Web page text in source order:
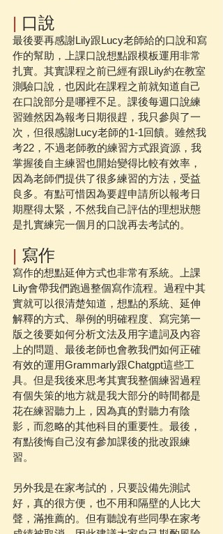
| 口說
最後要再感謝Lily跟Lucy老師給的口說和寫
作的幫助，上課口說想點跟模板運用非常
扎實。其實課程之前已經有跟Lily約在教室
測驗口說，也因此在課程之前就知道自己
在口說部分是哪裡不足。課後每週口說練
習雖然因為報考日期很趕，我只參與了一
次，但很感謝Lucy老師的1-1回饋。雖然我
考22，不過老師教的練習方式跟資源，我
掌握後自主練習也開始變得比較有效率，
因為老師們提供了很多練習的方法，受益
良多。有點可惜因為要趕申請所以報考日
期壓得太緊，不然我自己評估的理想狀態
是扎實練完一個月的口說再去考試的。
| 寫作
寫作的想點延伸方式也非常有系統。上課
Lily會帶我們跑過整個寫作流程。過程中其
實就可以很清楚知道，想點的系統、延伸
解釋的方式、舉例的明確程度、寫完第一
版之後要如何分析文法及用字遣詞及內容
上的問題、最後老師也會教我們如何正確
有效的運用Grammarly跟Chatgpt這些工
具。但是我後來思考其實我整個練習過程
有個失策的地方就是我大部分的時間都是
花在練習聽力上，因為真的對聽力有陰
影，而忽略的其他科目的重要性。最後，
有點後悔自己沒有參加課後的批改跟練
習。
另外我是在家考試的，只要設備先測試
好，真的很方便，也不用和隔壁的人比大
聲，滿推薦的。但有聽說有些同學在家考